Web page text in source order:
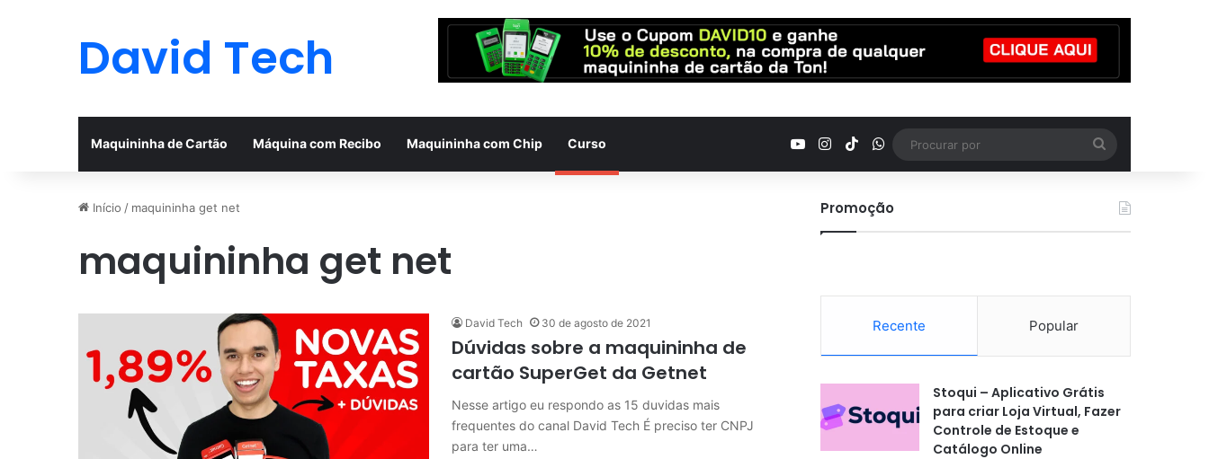
David Tech
Maquininha de Cartão Máquina com Recibo Maquininha com Chip Curso YouTubeInstagram
TikTokWhatsApp
por
Início / maquininha get net
maquininha get net
David Tech 30 de agosto de 2021
Dúvidas sobre a maquininha de
cartão SuperGet da Getnet
Nesse artigo eu respondo as 15 duvidas mais
frequentes do canal David Tech É preciso ter CNPJ
para ter uma…
Promoção
Recente Popular
Stoqui – Aplicativo Grátis
para criar Loja Virtual, Fazer
Controle de Estoque e
Catálogo Online